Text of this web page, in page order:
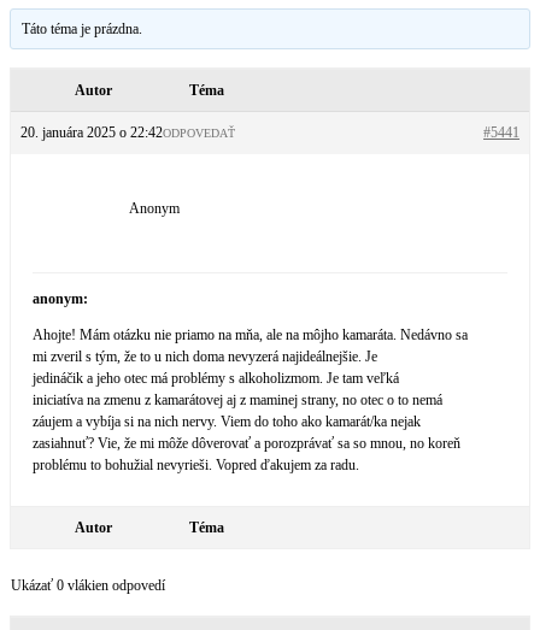
Táto téma je prázdna.
Autor Téma
20. januára 2025 o 22:42 #5441
ODPOVEDAŤ
Anonym
anonym:
Ahojte! Mám otázku nie priamo na mňa, ale na môjho kamaráta. Nedávno sa
mi zveril s tým, že to u nich doma nevyzerá najideálnejšie. Je
jedináčik a jeho otec má problémy s alkoholizmom. Je tam veľká
iniciatíva na zmenu z kamarátovej aj z maminej strany, no otec o to nemá
záujem a vybíja si na nich nervy. Viem do toho ako kamarát/ka nejak
zasiahnuť? Vie, že mi môže dôverovať a porozprávať sa so mnou, no koreň
problému to bohužial nevyrieši. Vopred ďakujem za radu.
Autor Téma
Ukázať 0 vlákien odpovedí